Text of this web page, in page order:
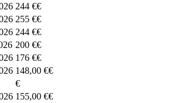
244 €€
255 €€
244 €€
200 €€
176 €€
148,00 €€
€
155,00 €€